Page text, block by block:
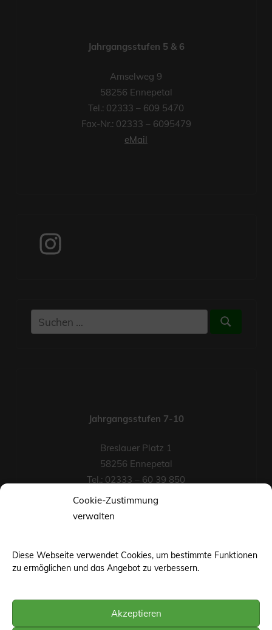
Cookie-Zustimmung
verwalten
Diese Webseite verwendet Cookies, um bestimmte Funktionen
zu ermöglichen und das Angebot zu verbessern.
Akzeptieren
Jahrgangsstufen 5 & 6
Amselweg 9
58256 Ennepetal
Tel.: 02333 – 609 5470
Fax-Nr.: 02333 – 6095479
eMail
Instagram
Suchen
nach:
Suchen
Jahrgangsstufen 7-10
Breslauer Platz 1
58256 Ennepetal
Tel.: 02333 – 60 39 850
Fax-Nr.: 02333 – 60 39 852
©web-base.org | Wuppertal